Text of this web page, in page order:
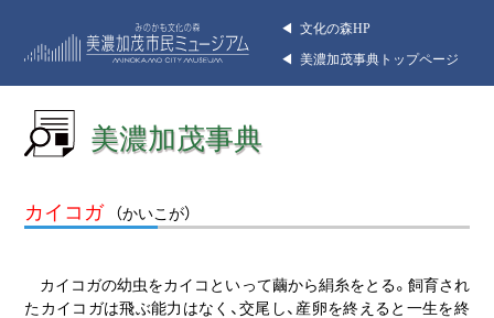
◀︎ 文化の森HP
◀︎ 美濃加茂事典トップページ
美濃加茂事典
カイコガ （かいこが）
カイコガの幼虫をカイコといって繭から絹糸をとる。飼育され
たカイコガは飛ぶ能力はなく、交尾し、産卵を終えると一生を終